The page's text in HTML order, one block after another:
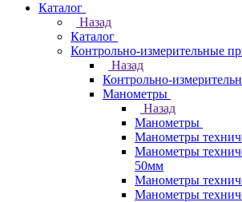
Каталог
Назад
Каталог
Контрольно-измерительные
Назад
Контрольно-
Манометры
Назад
Манометры
Манометры
Манометры
50мм
Манометры
Манометры